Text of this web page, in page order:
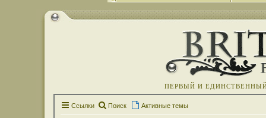
ПЕРВЫЙ И
Ссылки Поиск Активные темы